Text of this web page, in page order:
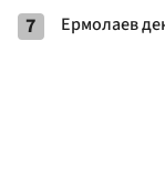
7 Ермолаев